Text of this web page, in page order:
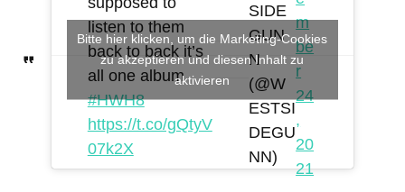
listen to them
back to back it’s
all one album
#HWH8
https://t.co/gQtyV
07k2X
SIDE
GUN
N
(@W
ESTSI
DEGU
NN)
m
be
r
24
,
20
21
Bitte hier klicken, um die Marketing-Cookies
zu akzeptieren und diesen Inhalt zu
aktivieren